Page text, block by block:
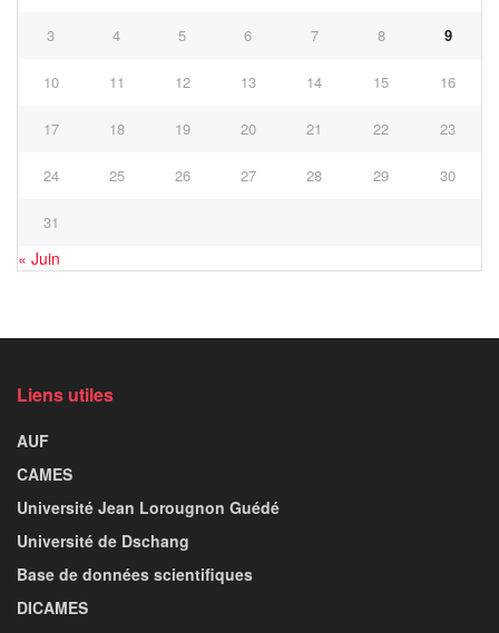
3 4 5 6 7 8 9
10 11 12 13 14 15 16
17 18 19 20 21 22 23
24 25 26 27 28 29 30
31
« Juin
Liens utiles
AUF
CAMES
Université Jean Lorougnon Guédé
Université de Dschang
Base de données scientifiques
DICAMES